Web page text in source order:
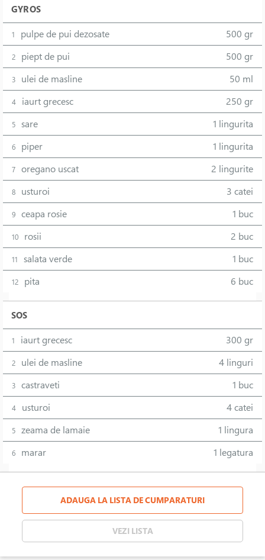
GYROS
1 pulpe de pui dezosate 500 gr
2 piept de pui 500 gr
3 ulei de masline 50 ml
4 iaurt grecesc 250 gr
5 sare 1 lingurita
6 piper 1 lingurita
7 oregano uscat 2 lingurite
8 usturoi 3 catei
9 ceapa rosie 1 buc
10 rosii 2 buc
11 salata verde 1 buc
12 pita 6 buc
SOS
1 iaurt grecesc 300 gr
2 ulei de masline 4 linguri
3 castraveti 1 buc
4 usturoi 4 catei
5 zeama de lamaie 1 lingura
6 marar 1 legatura
ADAUGA LA LISTA DE CUMPARATURI
VEZI LISTA